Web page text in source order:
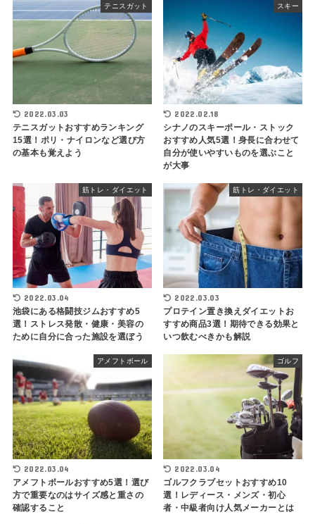
テニスガット
2022.03.03
テニスガットおすすめランキング
15選！ポリ・ナイロンなど選び方
の基本も覚えよう
スキー
2022.02.18
シナノのスキーポール・ストック
おすすめ人気5選！身長に合わせて
自分が使いやすいものを選ぶこと
が大事
筋トレ・ダイエット
2022.03.04
池袋にある格闘技ジムおすすめ5
選！ストレス発散・健康・美容の
ために自分に合った施設を選ぼう
筋トレ・ダイエット
2022.03.03
プロテイン置き換えダイエットお
すすめ商品3選！期待できる効果と
いつ飲むべきかも解説
アメフトボール
2022.03.04
アメフトボールおすすめ5選！選び
方で重要なのはサイズ感と重さの
確認すること
ゴルフ
2022.03.04
ゴルフクラブセットおすすめ10
選！レディース・メンズ・初心
者・中級者向け人気メーカーとは